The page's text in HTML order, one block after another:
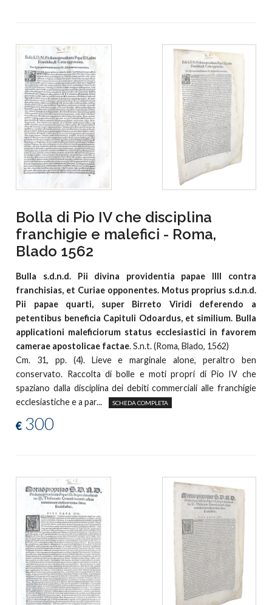
Bolla di Pio IV che disciplina
franchigie e malefici - Roma,
Blado 1562
Bulla s.d.n.d. Pii divina providentia papae IIII contra
franchisias, et Curiae opponentes. Motus proprius s.d.n.d.
Pii papae quarti, super Birreto Viridi deferendo a
petentibus beneficia Capituli Odoardus, et similium. Bulla
applicationi maleficiorum status ecclesiastici in favorem
camerae apostolicae factae. S.n.t. (Roma, Blado, 1562)
Cm. 31, pp. (4). Lieve e marginale alone, peraltro ben
conservato. Raccolta di bolle e moti propri di Pio IV che
spaziano dalla disciplina dei debiti commerciali alle franchigie
ecclesiastiche e a par...
SCHEDA COMPLETA
€ 300